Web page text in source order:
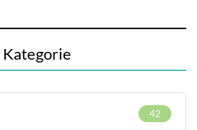
Kategorie
42